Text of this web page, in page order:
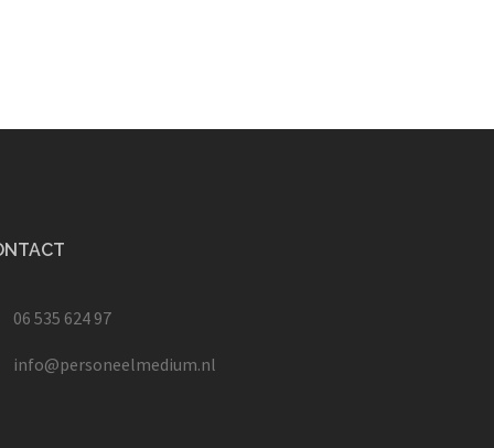
06 535 624 97
info@personeelmedium.nl